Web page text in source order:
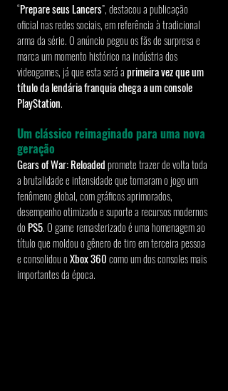
“Prepare seus Lancers”, destacou a publicação
oficial nas redes sociais, em referência à tradicional
arma da série. O anúncio pegou os fãs de surpresa e
marca um momento histórico na indústria dos
videogames, já que esta será a primeira vez que um
título da lendária franquia chega a um console
PlayStation.
Um clássico reimaginado para uma nova
geração
Gears of War: Reloaded promete trazer de volta toda
a brutalidade e intensidade que tornaram o jogo um
fenômeno global, com gráficos aprimorados,
desempenho otimizado e suporte a recursos modernos
do PS5. O game remasterizado é uma homenagem ao
título que moldou o gênero de tiro em terceira pessoa
e consolidou o Xbox 360 como um dos consoles mais
importantes da época.